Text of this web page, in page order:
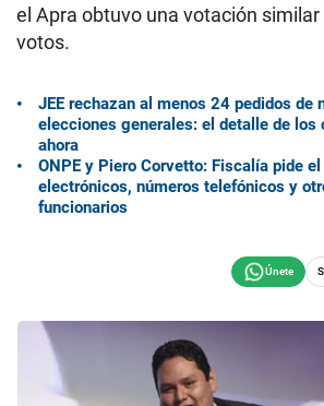
el Apra obtuvo una votación similar
votos.
JEE rechazan al menos 24 pedidos de
elecciones generales: el detalle de los
ahora
ONPE y Piero Corvetto: Fiscalía pide
electrónicos, números telefónicos y
funcionarios